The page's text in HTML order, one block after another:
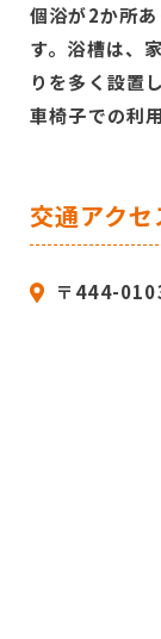
個浴が2か所
す。浴槽は、
りを多く設置
車椅子での利
交通アクセ
〒444-